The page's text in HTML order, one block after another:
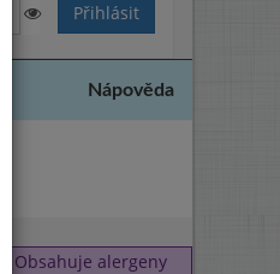
Nápověda
Obsahuje alergeny